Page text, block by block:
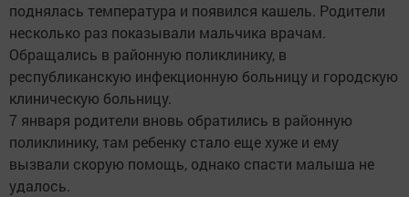
поднялась температура и появился кашель. Родители
несколько раз показывали мальчика врачам.
Обращались в районную поликлинику, в
республиканскую инфекционную больницу и городскую
клиническую больницу.
7 января родители вновь обратились в районную
поликлинику, там ребенку стало еще хуже и ему
вызвали скорую помощь, однако спасти малыша не
удалось.